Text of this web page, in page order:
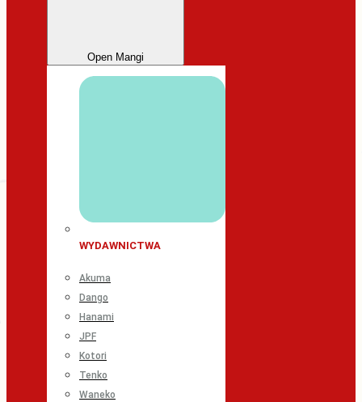
Open Mangi
WYDAWNICTWA
Akuma
Dango
Hanami
JPF
Kotori
Tenko
Waneko